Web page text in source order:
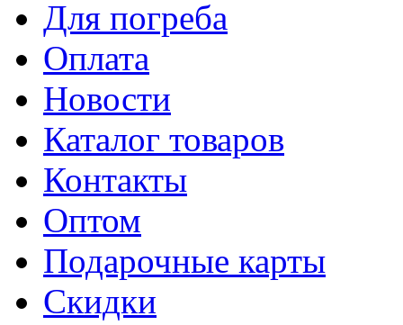
Для погреба
Оплата
Новости
Каталог товаров
Контакты
Оптом
Подарочные карты
Скидки